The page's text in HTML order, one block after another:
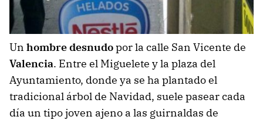
Un hombre desnudopor la calle San Vicente de
Valencia. Entre el Miguelete y la plaza del
Ayuntamiento, donde ya se ha plantado el
tradicional árbol de Navidad, suele pasear cada
día un tipo joven ajeno a las guirnaldas de